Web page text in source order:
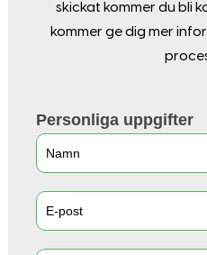
skickat kommer du bli
kommer ge dig mer
Personliga uppgifter